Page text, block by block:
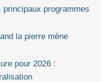
principaux programmes
la pierre mène
pour 2026 :